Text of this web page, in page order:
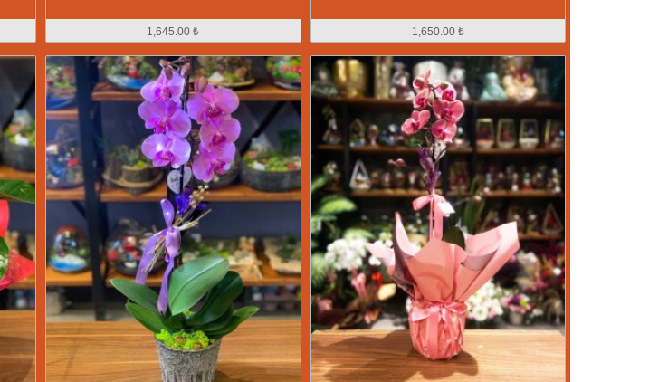
1,645.00 ₺ 1,650.00 ₺